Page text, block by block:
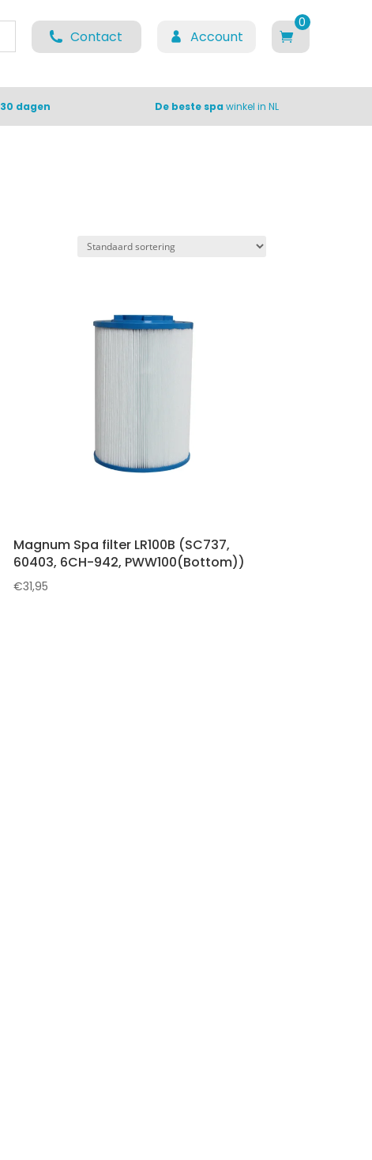
Contact Account
0
30 dagen De beste spa winkel in NL
Magnum Spa filter LR100B (SC737,
60403, 6CH-942, PWW100(Bottom))
€31,95